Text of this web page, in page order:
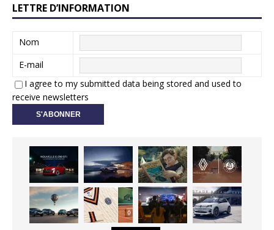
LETTRE D’INFORMATION
Nom
E-mail
I agree to my submitted data being stored and used to
receive newsletters